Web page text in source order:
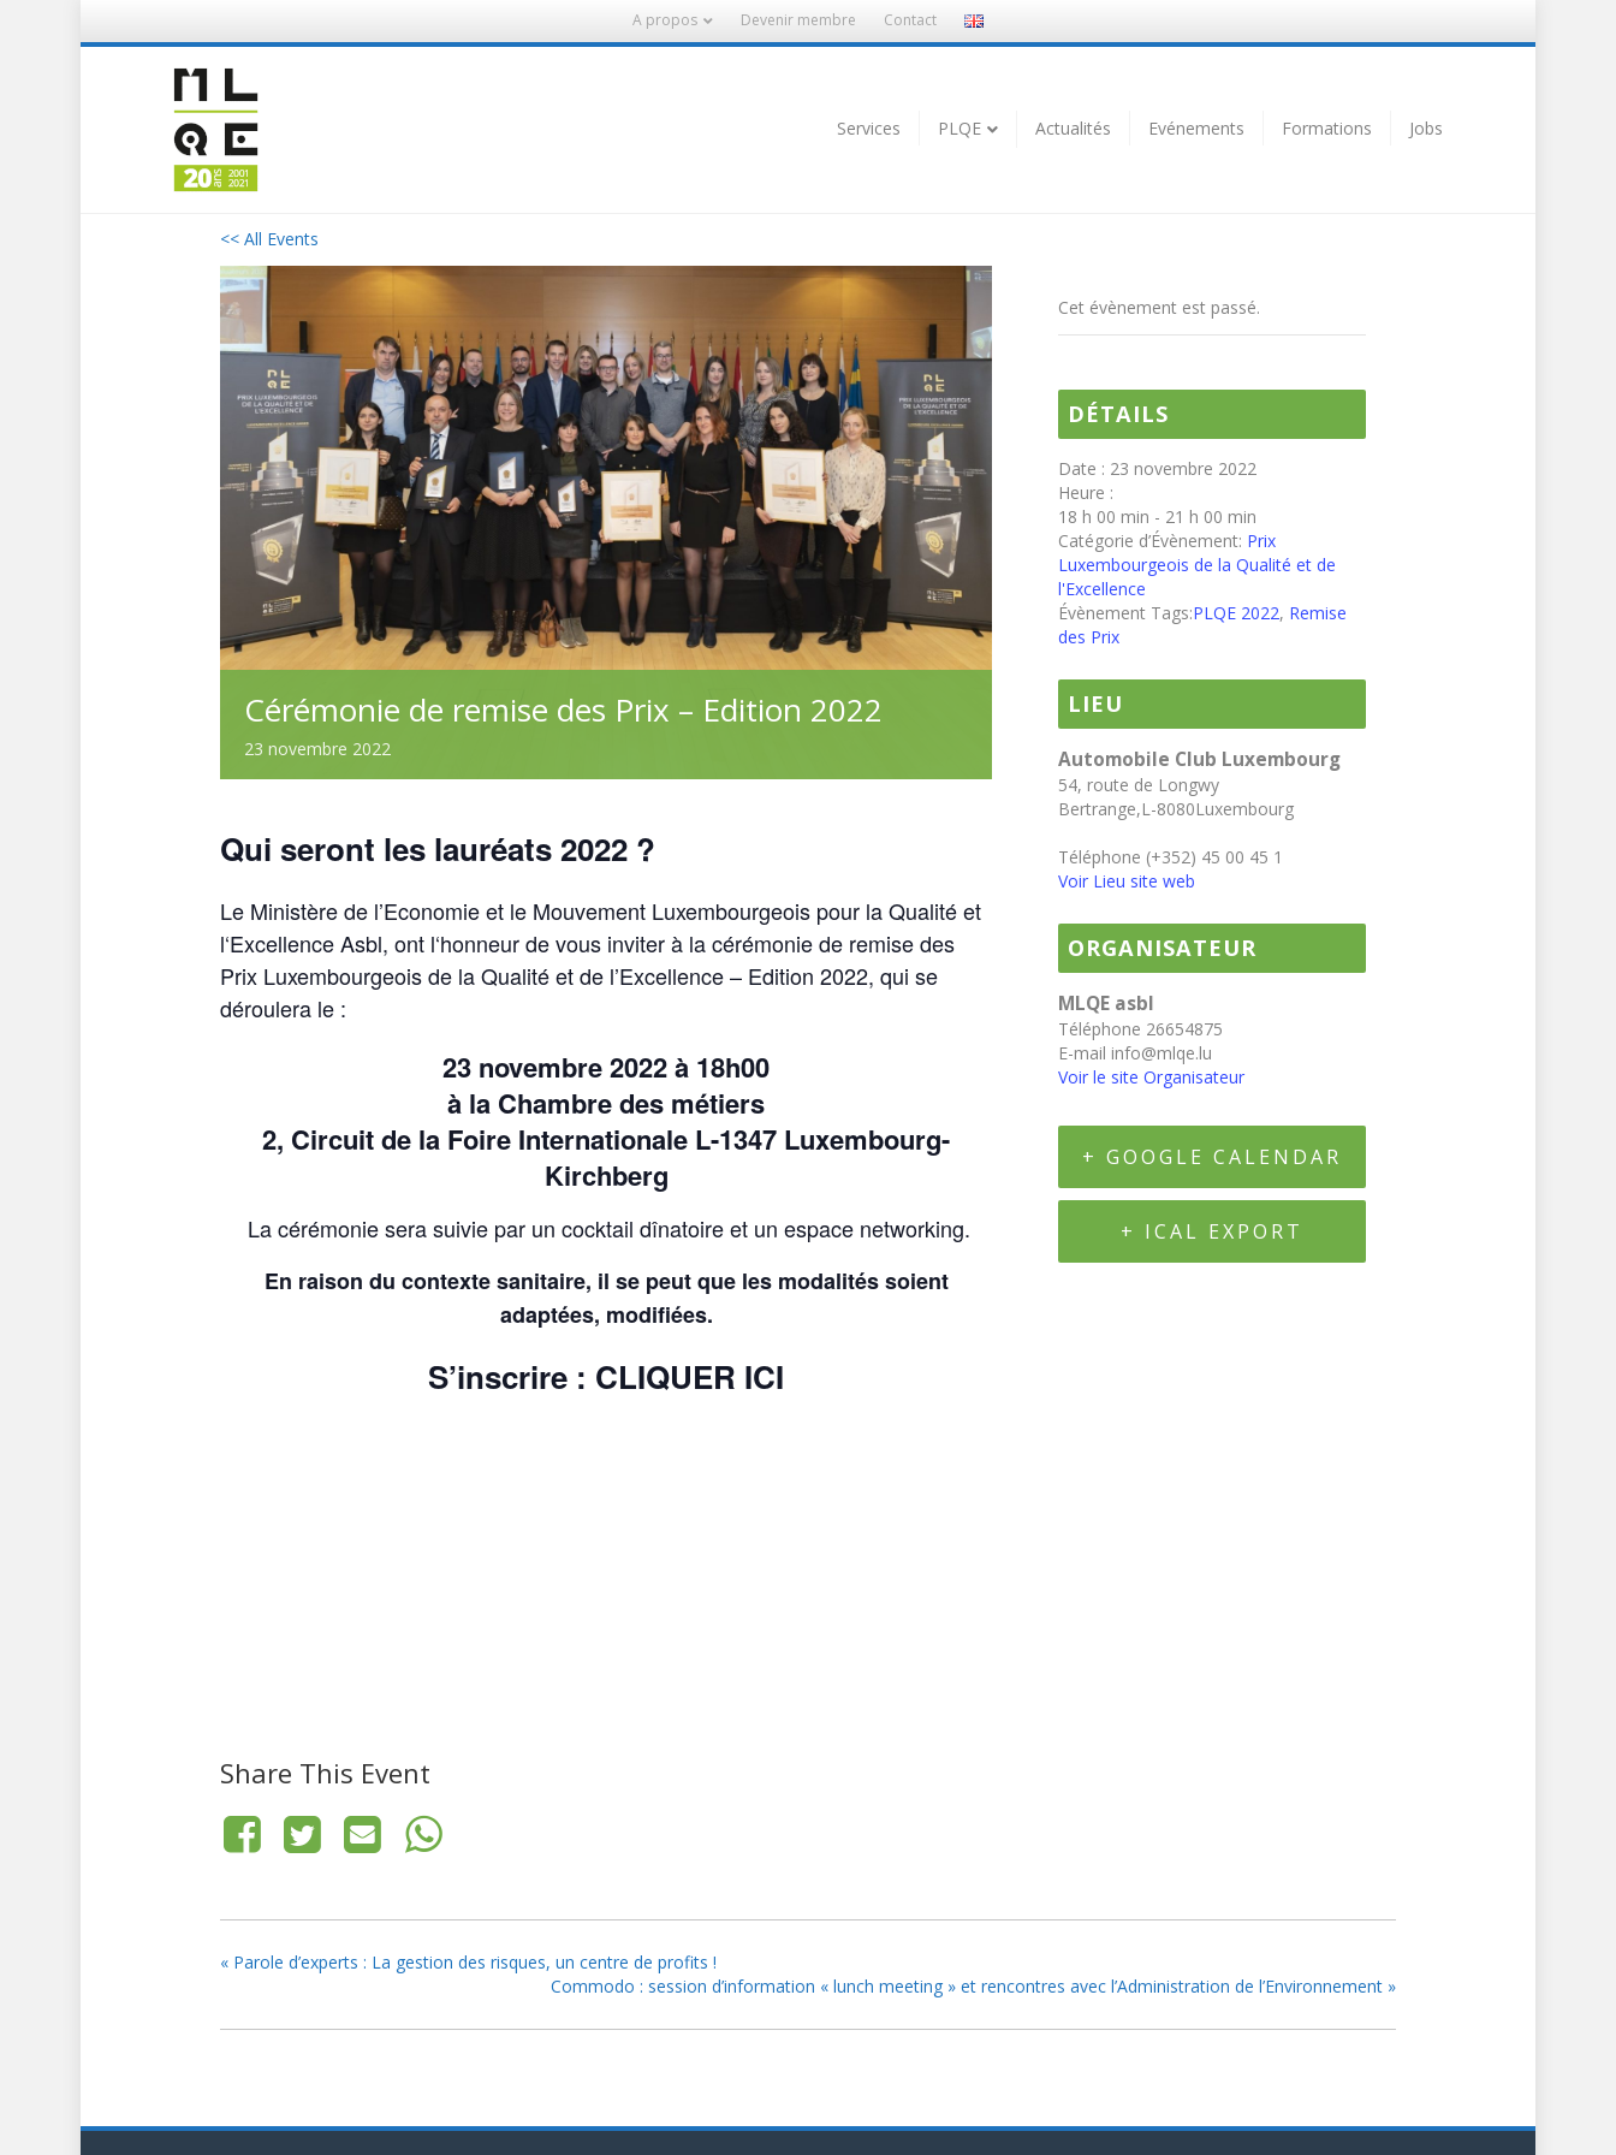
A propos Devenir membre Contact
Services PLQE Actualités Evénements Formations Jobs
<< All Events
Cérémonie de remise des Prix – Edition 2022
23 novembre 2022
Qui seront les lauréats 2022 ?
Le Ministère de l’Economie et le Mouvement Luxembourgeois pour la Qualité et
l‘Excellence Asbl, ont l‘honneur de vous inviter à la cérémonie de remise des
Prix Luxembourgeois de la Qualité et de l’Excellence– Edition 2022, qui se
déroulera le :
23 novembre 2022 à 18h00
à la Chambre des métiers
2, Circuit de la Foire Internationale L-1347 Luxembourg-
Kirchberg
La cérémonie sera suivie par un cocktail dînatoire et un espace networking.
En raison du contexte sanitaire, il se peut que les modalités soient
adaptées, modifiées.
S’inscrire : CLIQUER ICI
Share This Event
Cet évènement est passé.
DÉTAILS
Date : 23 novembre 2022
Heure :
18 h 00 min - 21 h 00 min
Catégorie d’Évènement: Prix
Luxembourgeois de la Qualité et de
l'Excellence
Évènement Tags:PLQE 2022, Remise
des Prix
LIEU
Automobile Club Luxembourg
54, route de Longwy
Bertrange,L-8080Luxembourg
Téléphone (+352) 45 00 45 1
Voir Lieu site web
ORGANISATEUR
MLQE asbl
Téléphone 26654875
E-mail info@mlqe.lu
Voir le site Organisateur
+ GOOGLE CALENDAR
+ ICAL EXPORT
« Parole d’experts : La gestion des risques, un centre de profits !
Commodo : session d’information « lunch meeting » et rencontres avec l’Administration de l’Environnement »